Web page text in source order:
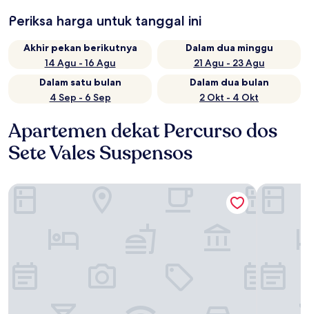
Periksa harga untuk tanggal ini
Akhir pekan berikutnya
14 Agu - 16 Agu
Dalam dua minggu
21 Agu - 23 Agu
Dalam satu bulan
4 Sep - 6 Sep
Dalam dua bulan
2 Okt - 4 Okt
Apartemen dekat Percurso dos
Sete Vales Suspensos
Charming Benagil Coastal Retreat 10